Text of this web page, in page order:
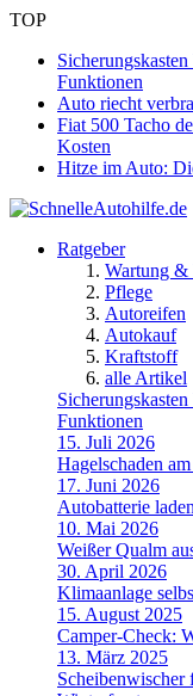
TOP
Funktionen
Auto riecht
Fiat 500 Tacho
Kosten
Hitze im Auto:
Ratgeber
Wartung &
Pflege
Autoreifen
Autokauf
Kraftstoff
alle Artikel
Funktionen
15. Juli 2026
Hagelschaden
17. Juni 2026
Autobatterie
10. Mai 2026
Weißer Qualm
30. April 2026
Klimaanlage
15. August 2025
Camper-Check:
13. März 2025
Scheibenwischer